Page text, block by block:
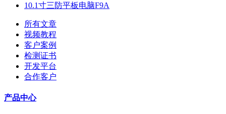
10.1寸三防平板电脑F9A
所有文章
视频教程
客户案例
检测证书
开发平台
合作客户
产品中心